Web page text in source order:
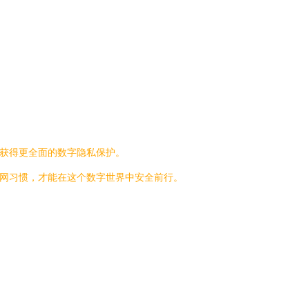
更全面的数字隐私保护。
惯，才能在这个数字世界中安全前行。